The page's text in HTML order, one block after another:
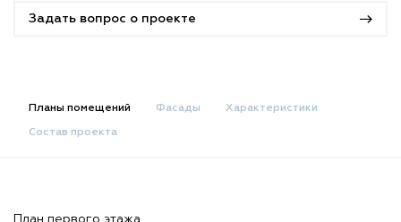
Задать вопрос о проекте
Планы помещений Фасады Характеристики
Состав проекта